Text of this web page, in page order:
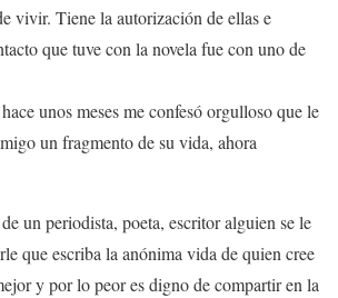
vivir. Tiene la autorización de ellas e
que tuve con la novela fue con uno de
unos meses me confesó orgulloso que le
un fragmento de su vida, ahora
un periodista, poeta, escritor alguien se le
que escriba la anónima vida de quien cree
y por lo peor es digno de compartir en la